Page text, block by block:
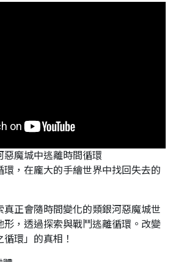
惡魔城中逃離時間循環
環，在龐大的手繪世界中找回失去的
真正會隨時間變化的類銀河惡魔城世
形，透過探索與戰鬥逃離循環。改變
環」的真相！